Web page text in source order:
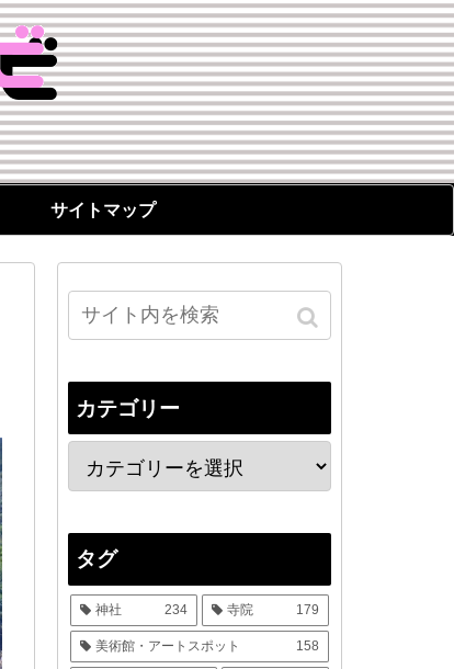
サイトマップ
カテゴリー
タグ
神社 234 寺院 179
美術館・アートスポット 158